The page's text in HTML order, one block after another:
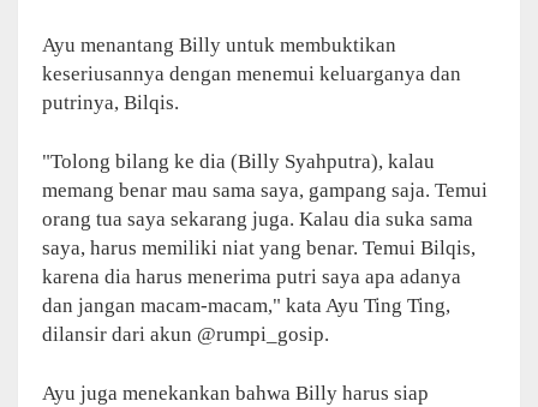
Ayu menantang Billy untuk membuktikan
keseriusannya dengan menemui keluarganya dan
putrinya, Bilqis.
"Tolong bilang ke dia (Billy Syahputra), kalau
memang benar mau sama saya, gampang saja. Temui
orang tua saya sekarang juga. Kalau dia suka sama
saya, harus memiliki niat yang benar. Temui Bilqis,
karena dia harus menerima putri saya apa adanya
dan jangan macam-macam," kata Ayu Ting Ting,
dilansir dari akun @rumpi_gosip.
Ayu juga menekankan bahwa Billy harus siap